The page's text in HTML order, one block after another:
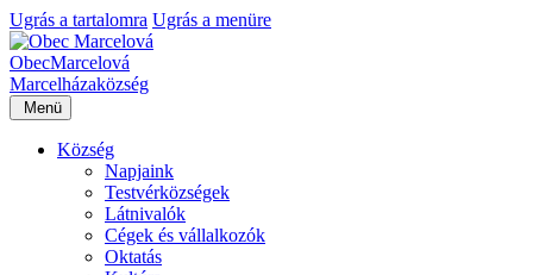
Ugrás a tartalomra Ugrás a menüre
ObecMarcelová
Marcelházaközség
Menü
Község
Napjaink
Testvérközségek
Látnivalók
Cégek és vállalkozók
Oktatás